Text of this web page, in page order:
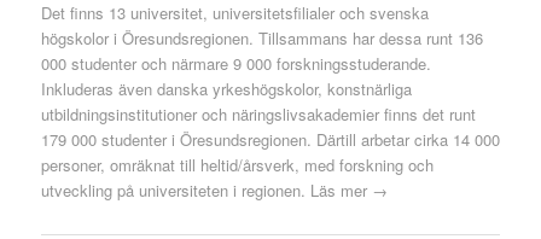
Det finns 13 universitet, universitetsfilialer och svenska
högskolor i Öresundsregionen. Tillsammans har dessa runt 136
000 studenter och närmare 9 000 forskningsstuderande.
Inkluderas även danska yrkeshögskolor, konstnärliga
utbildningsinstitutioner och näringslivsakademier finns det runt
179 000 studenter i Öresundsregionen. Därtill arbetar cirka 14 000
personer, omräknat till heltid/årsverk, med forskning och
utveckling på universiteten i regionen. Läs mer →